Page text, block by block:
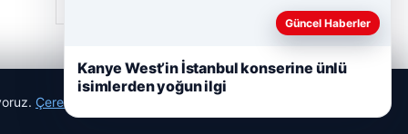
Çerez Politikamız
Güncel Haberler
Kanye West’in İstanbul konserine ünlü
isimlerden yoğun ilgi